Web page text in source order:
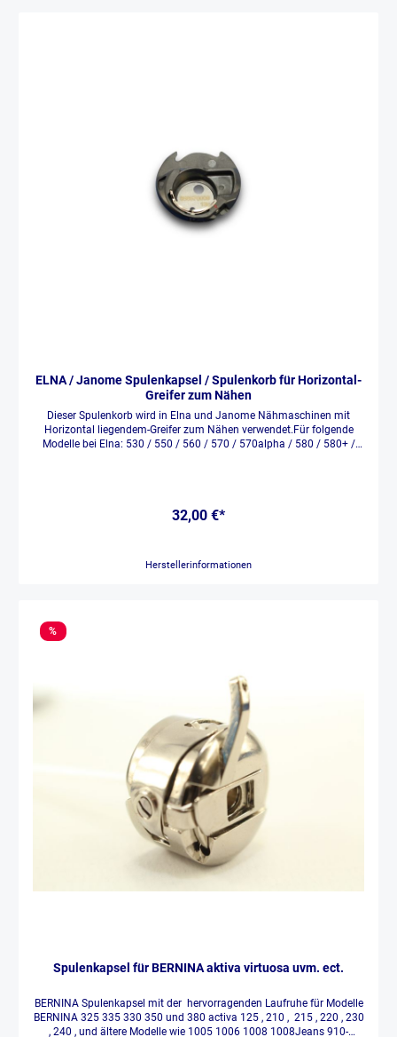
ELNA / Janome Spulenkapsel / Spulenkorb für Horizontal-
Greifer zum Nähen
Dieser Spulenkorb wird in Elna und Janome Nähmaschinen mit
Horizontal liegendem-Greifer zum Nähen verwendet.Für folgende
Modelle bei Elna: 530 / 550 / 560 / 570 / 570alpha / 580 / 580+ /
32,00 €*
Herstellerinformationen
%
Spulenkapsel für BERNINA aktiva virtuosa uvm. ect.
BERNINA Spulenkapsel mit der hervorragenden Laufruhe für Modelle
BERNINA 325 335 330 350 und 380 activa 125 , 210 , 215 , 220 , 230
, 240 , und ältere Modelle wie 1005 1006 1008 1008Jeans 910-